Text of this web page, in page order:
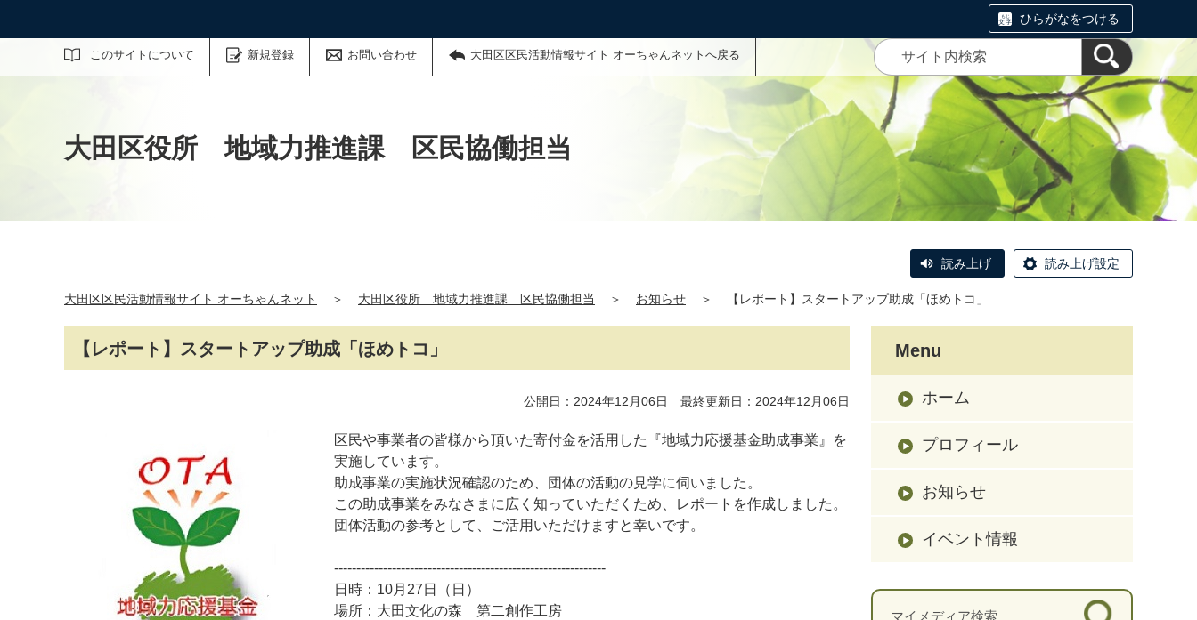
ひらがなをつける
このサイトについて 新規登録 お問い合わせ 大田区区民活動情報サイト オーちゃんネットへ戻る
サイト内検索
大田区役所 地域力推進課 区民協働担当
読み上げ 読み上げ設定
大田区区民活動情報サイト オーちゃんネット ＞ 大田区役所 地域力推進課 区民協働担当 ＞ お知らせ ＞ 【レポート】スタートアップ助成「ほめトコ」
【レポート】スタートアップ助成「ほめトコ」
公開日：2024年12月06日 最終更新日：2024年12月06日
区民や事業者の皆様から頂いた寄付金を活用した『地域力応援基金助成事業』を
実施しています。
助成事業の実施状況確認のため、団体の活動の見学に伺いました。
この助成事業をみなさまに広く知っていただくため、レポートを作成しました。
団体活動の参考として、ご活用いただけますと幸いです。
-------------------------------------------------------------
日時：10月27日（日）
場所：大田文化の森 第二創作工房
Menu
ホーム
プロフィール
お知らせ
イベント情報